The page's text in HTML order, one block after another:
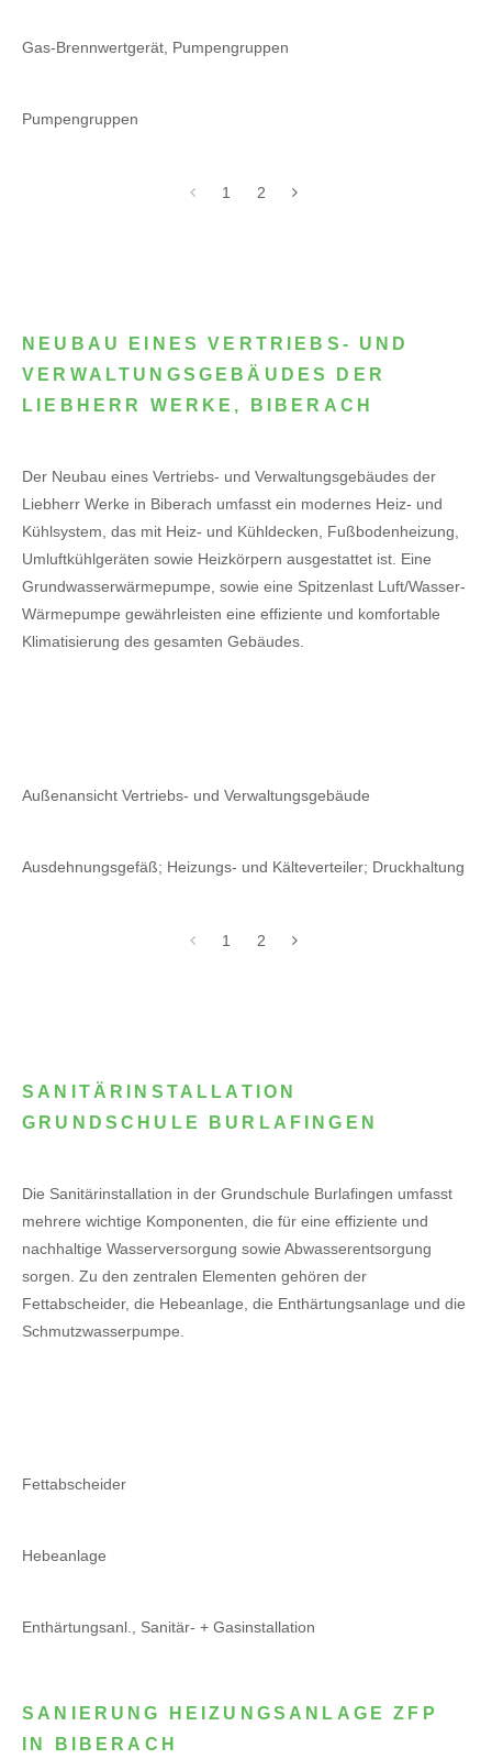
Gas-Brennwertgerät, Pumpengruppen
Pumpengruppen
1 2
NEUBAU EINES VERTRIEBS- UND
VERWALTUNGSGEBÄUDES DER
LIEBHERR WERKE, BIBERACH
Der Neubau eines Vertriebs- und Verwaltungsgebäudes der
Liebherr Werke in Biberach umfasst ein modernes Heiz- und
Kühlsystem, das mit Heiz- und Kühldecken, Fußbodenheizung,
Umluftkühlgeräten sowie Heizkörpern ausgestattet ist. Eine
Grundwasserwärmepumpe, sowie eine Spitzenlast Luft/Wasser-
Wärmepumpe gewährleisten eine effiziente und komfortable
Klimatisierung des gesamten Gebäudes.
Außenansicht Vertriebs- und Verwaltungsgebäude
Ausdehnungsgefäß; Heizungs- und Kälteverteiler; Druckhaltung
1 2
SANITÄRINSTALLATION
GRUNDSCHULE BURLAFINGEN
Die Sanitärinstallation in der Grundschule Burlafingen umfasst
mehrere wichtige Komponenten, die für eine effiziente und
nachhaltige Wasserversorgung sowie Abwasserentsorgung
sorgen. Zu den zentralen Elementen gehören der
Fettabscheider, die Hebeanlage, die Enthärtungsanlage und die
Schmutzwasserpumpe.
Fettabscheider
Hebeanlage
Enthärtungsanl., Sanitär- + Gasinstallation
SANIERUNG HEIZUNGSANLAGE ZFP
IN BIBERACH